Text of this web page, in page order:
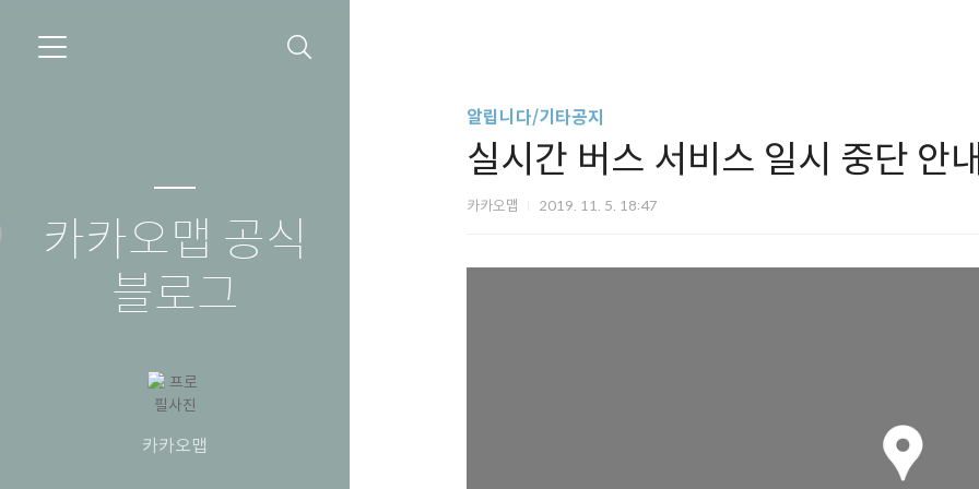
카카오맵 공식
블로그
카카오맵
알립니다/기타공지
실시간 버스 서비스 일시 중단
카카오맵 2019. 11. 5. 18:47